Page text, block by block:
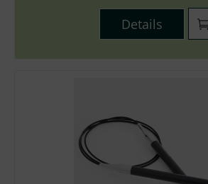
Details